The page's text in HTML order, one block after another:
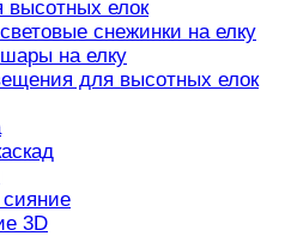
высотных елок
снежинки на елку
на елку
для высотных елок
3D